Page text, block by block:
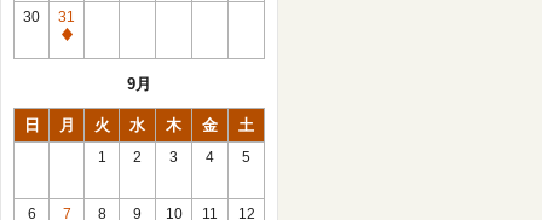
館
日
30
31
休
9月
日 月 火 水 木 金 土
1 2 3 4 5
6
7
8 9 10 11 12